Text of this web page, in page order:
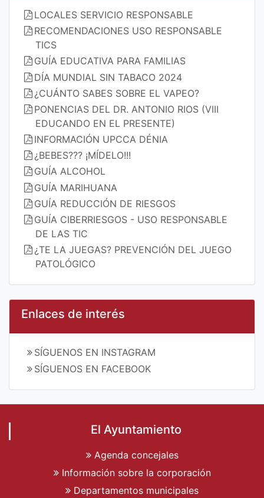
LOCALES SERVICIO RESPONSABLE
RECOMENDACIONES USO RESPONSABLE
TICS
GUÍA EDUCATIVA PARA FAMILIAS
DÍA MUNDIAL SIN TABACO 2024
¿CUÁNTO SABES SOBRE EL VAPEO?
PONENCIAS DEL DR. ANTONIO RIOS (VIII
EDUCANDO EN EL PRESENTE)
INFORMACIÓN UPCCA DÉNIA
¿BEBES??? ¡MÍDELO!!!
GUÍA ALCOHOL
GUÍA MARIHUANA
GUÍA REDUCCIÓN DE RIESGOS
GUÍA CIBERRIESGOS - USO RESPONSABLE
DE LAS TIC
¿TE LA JUEGAS? PREVENCIÓN DEL JUEGO
PATOLÓGICO
Enlaces de interés
SÍGUENOS EN INSTAGRAM
SÍGUENOS EN FACEBOOK
El Ayuntamiento
Agenda concejales
Información sobre la corporación
Departamentos municipales